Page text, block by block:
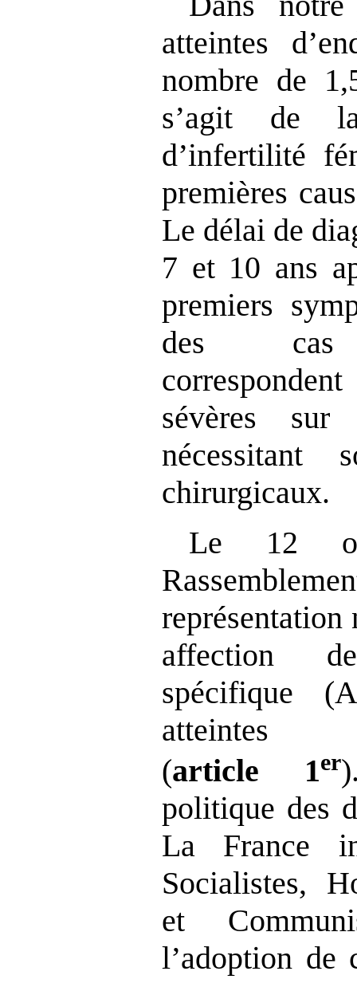
atteintes
nombre de
s’agit de
d’infertilité
premières
Le délai de
7 et 10 ans
premiers
des cas
sévères
nécessitant
chirurgicaux.
Le 12
représentation
affection
spécifique
atteintes
(article 1er
politique des
La France
Socialistes,
et
l’adoption de